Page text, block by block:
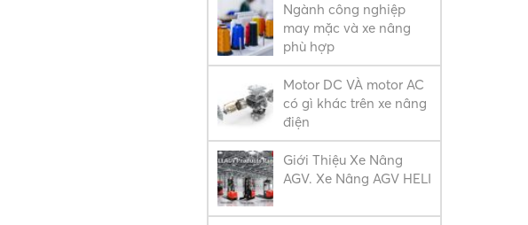
Ngành công nghiệp
may mặc và xe nâng
phù hợp
Motor DC VÀ motor AC
có gì khác trên xe nâng
điện
Giới Thiệu Xe Nâng
AGV. Xe Nâng AGV HELI